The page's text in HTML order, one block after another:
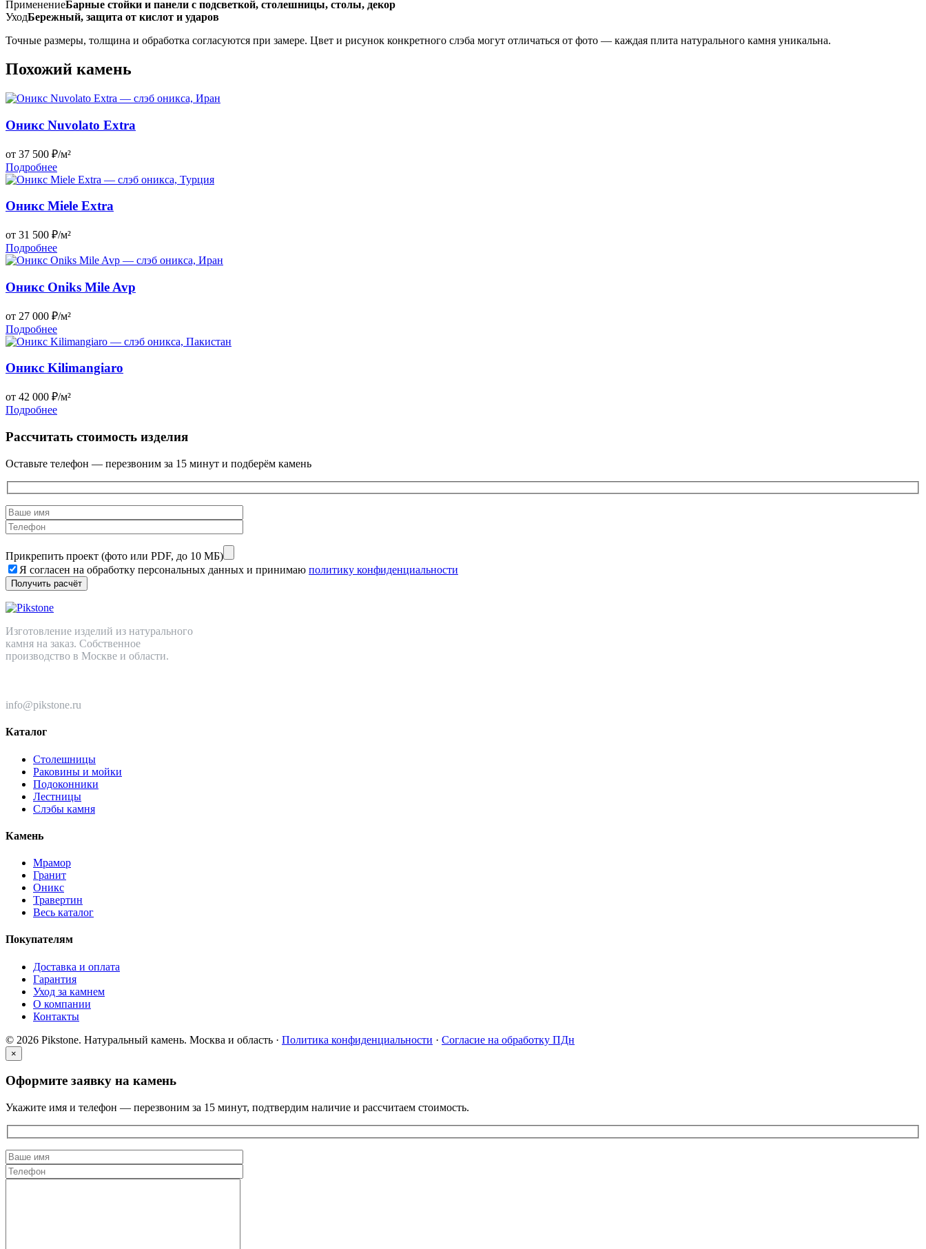
ПрименениеБарные стойки и панели с подсветкой, столешницы, столы, декор
УходБережный, защита от кислот и ударов
Точные размеры, толщина и обработка согласуются при замере. Цвет и рисунок конкретного слэба могут отличаться от фото — каждая плита натурального камня уникальна.
Похожий камень
Оникс Nuvolato Extra
от 37 500 ₽/м²
Подробнее
Оникс Miele Extra
от 31 500 ₽/м²
Подробнее
Оникс Oniks Mile Avp
от 27 000 ₽/м²
Подробнее
Оникс Kilimangiaro
от 42 000 ₽/м²
Подробнее
Рассчитать стоимость изделия
Оставьте телефон — перезвоним за 15 минут и подберём камень
Прикрепить проект (фото или PDF, до 10 МБ)
Я согласен на обработку персональных данных и принимаю политику конфиденциальности
Изготовление изделий из натурального
камня на заказ. Собственное
производство в Москве и области.
info@pikstone.ru
Каталог
Столешницы
Раковины и мойки
Подоконники
Лестницы
Слэбы камня
Камень
Мрамор
Гранит
Оникс
Травертин
Весь каталог
Покупателям
Доставка и оплата
Гарантия
Уход за камнем
О компании
Контакты
© 2026 Pikstone. Натуральный камень. Москва и область · Политика конфиденциальности · Согласие на обработку ПДн
×
Оформите заявку на камень
Укажите имя и телефон — перезвоним за 15 минут, подтвердим наличие и рассчитаем стоимость.